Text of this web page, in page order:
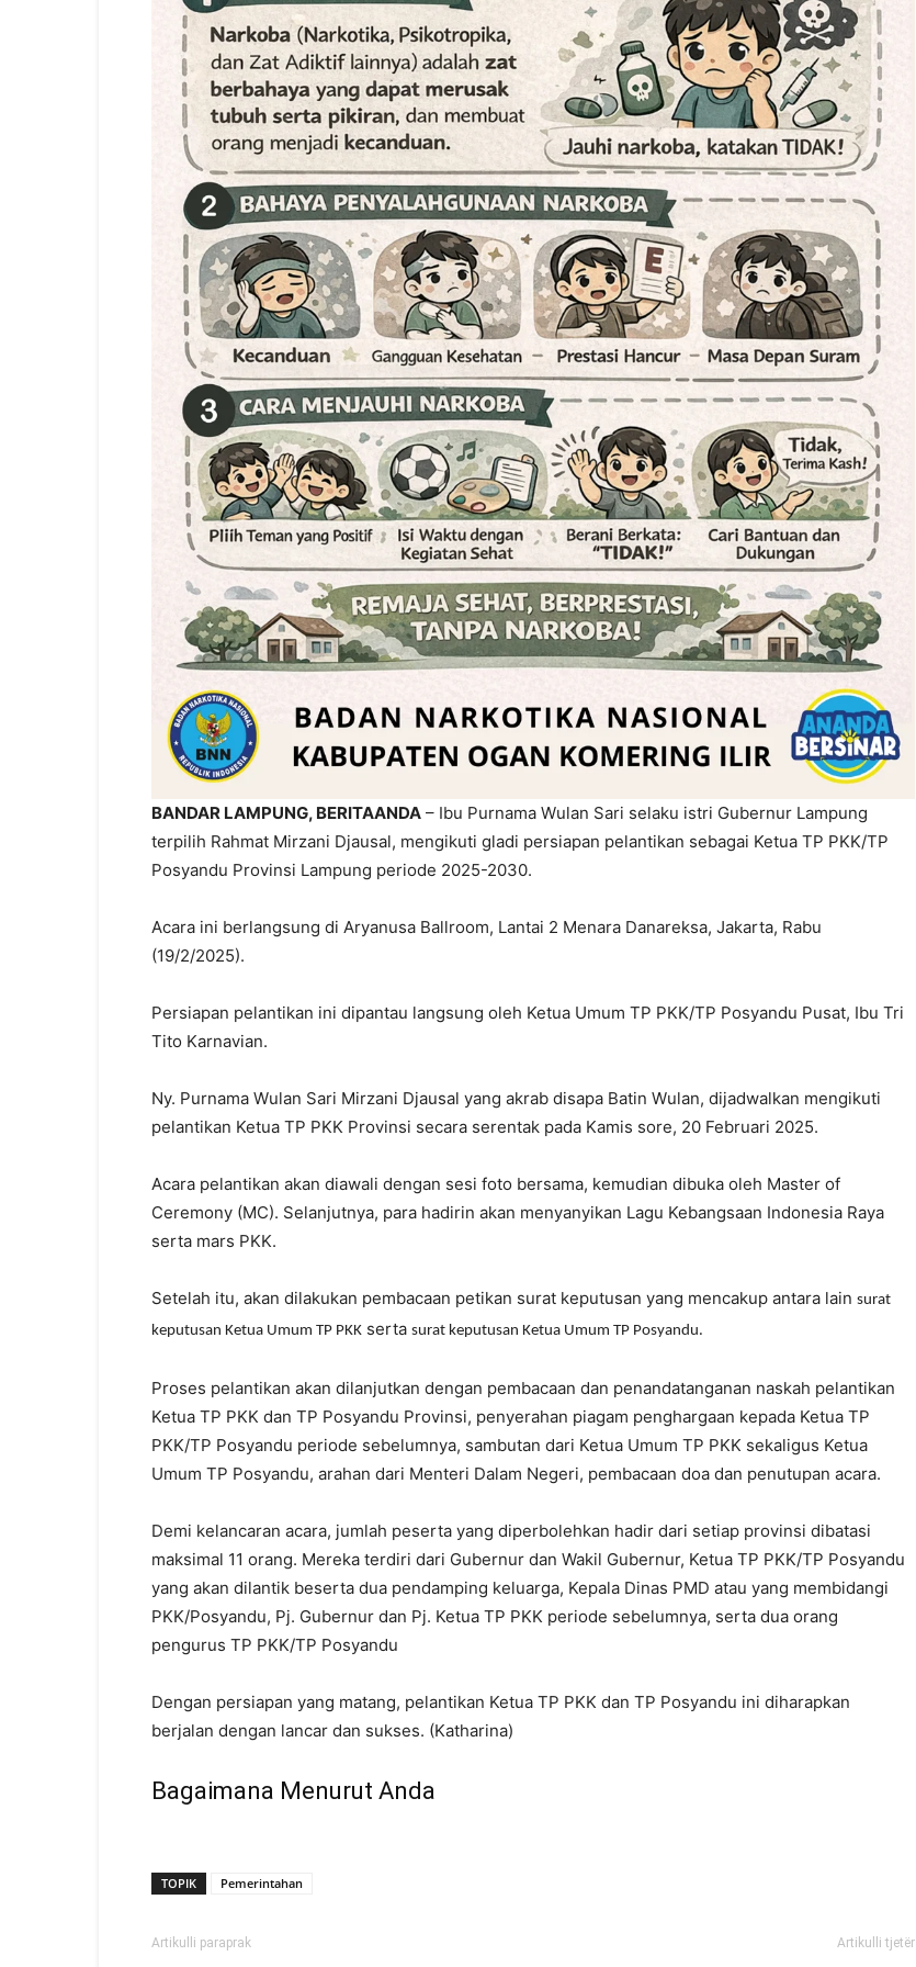
BANDAR LAMPUNG, BERITAANDA – Ibu Purnama Wulan Sari selaku istri Gubernur Lampung
terpilih Rahmat Mirzani Djausal, mengikuti gladi persiapan pelantikan sebagai Ketua TP PKK/TP
Posyandu Provinsi Lampung periode 2025-2030.
Acara ini berlangsung di Aryanusa Ballroom, Lantai 2 Menara Danareksa, Jakarta, Rabu
(19/2/2025).
Persiapan pelantikan ini dipantau langsung oleh Ketua Umum TP PKK/TP Posyandu Pusat, Ibu Tri
Tito Karnavian.
Ny. Purnama Wulan Sari Mirzani Djausal yang akrab disapa Batin Wulan, dijadwalkan mengikuti
pelantikan Ketua TP PKK Provinsi secara serentak pada Kamis sore, 20 Februari 2025.
Acara pelantikan akan diawali dengan sesi foto bersama, kemudian dibuka oleh Master of
Ceremony (MC). Selanjutnya, para hadirin akan menyanyikan Lagu Kebangsaan Indonesia Raya
serta mars PKK.
Setelah itu, akan dilakukan pembacaan petikan surat keputusan yang mencakup antara lain surat
keputusan Ketua Umum TP PKK serta surat keputusan Ketua Umum TP Posyandu.
Proses pelantikan akan dilanjutkan dengan pembacaan dan penandatanganan naskah pelantikan
Ketua TP PKK dan TP Posyandu Provinsi, penyerahan piagam penghargaan kepada Ketua TP
PKK/TP Posyandu periode sebelumnya, sambutan dari Ketua Umum TP PKK sekaligus Ketua
Umum TP Posyandu, arahan dari Menteri Dalam Negeri, pembacaan doa dan penutupan acara.
Demi kelancaran acara, jumlah peserta yang diperbolehkan hadir dari setiap provinsi dibatasi
maksimal 11 orang. Mereka terdiri dari Gubernur dan Wakil Gubernur, Ketua TP PKK/TP Posyandu
yang akan dilantik beserta dua pendamping keluarga, Kepala Dinas PMD atau yang membidangi
PKK/Posyandu, Pj. Gubernur dan Pj. Ketua TP PKK periode sebelumnya, serta dua orang
pengurus TP PKK/TP Posyandu
Dengan persiapan yang matang, pelantikan Ketua TP PKK dan TP Posyandu ini diharapkan
berjalan dengan lancar dan sukses. (Katharina)
Bagaimana Menurut Anda
TOPIK Pemerintahan
Artikulli paraprak Artikulli tjetër